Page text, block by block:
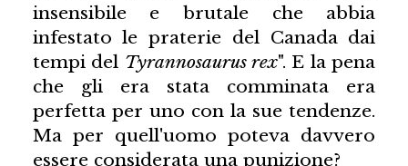
insensibile e brutale che abbia
infestato le praterie del Canada dai
tempi del Tyrannosaurus rex". E la pena
che gli era stata comminata era
perfetta per uno con la sue tendenze.
Ma per quell'uomo poteva davvero
essere considerata una punizione?